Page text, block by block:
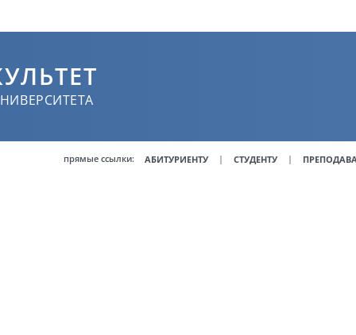
прямые ссылки: АБИТУРИЕНТУ | СТУДЕНТУ |